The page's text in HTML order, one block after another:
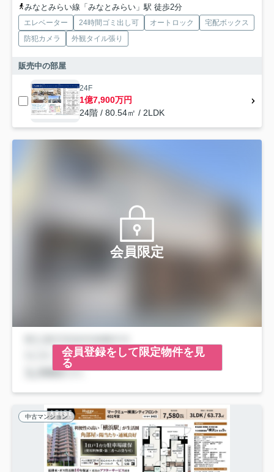
みなとみらい線「みなとみらい」駅 徒歩2分
エレベーター 24時間ゴミ出し可 オートロック
宅配ボックス
防犯カメラ
外観タイル張り
販売中の部屋
24F
1億7,900万円
24階 / 80.54㎡ / 2LDK
会員限定
会員登録をして限定物件を見
る
中古マンション